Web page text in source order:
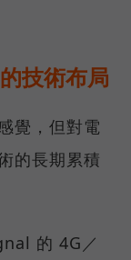
技術布局
覺，但對電
的長期累積
的 4G／